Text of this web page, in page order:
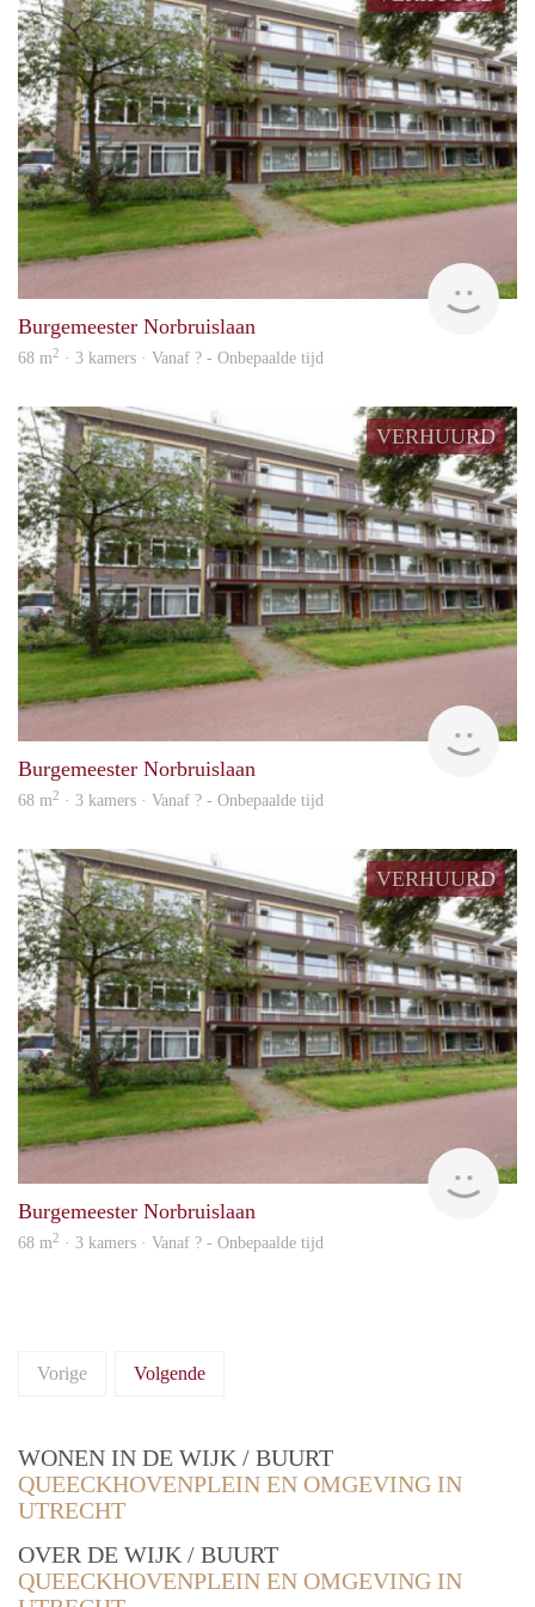
rent
Burgemeester Norbruislaan
68 m2 · 3 kamers · Vanaf ? - Onbepaalde tijd
VERHUURD
rent
Burgemeester Norbruislaan
68 m2 · 3 kamers · Vanaf ? - Onbepaalde tijd
VERHUURD
rent
Burgemeester Norbruislaan
68 m2 · 3 kamers · Vanaf ? - Onbepaalde tijd
Vorige Volgende
WONEN IN DE WIJK / BUURT
QUEECKHOVENPLEIN EN OMGEVING IN
UTRECHT
OVER DE WIJK / BUURT
QUEECKHOVENPLEIN EN OMGEVING IN